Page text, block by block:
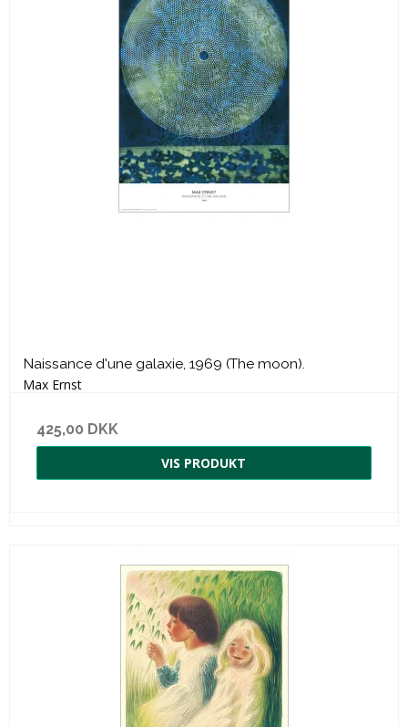
Naissance d'une galaxie, 1969 (The moon).
Max Ernst
425,00 DKK
VIS PRODUKT